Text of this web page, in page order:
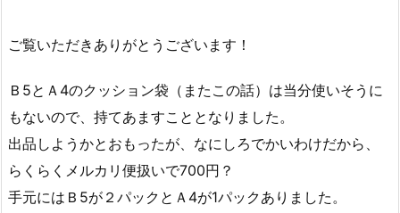
ご覧いただきありがとうございます！
Ｂ5とＡ4のクッション袋（またこの話）は当分使いそうに
もないので、持てあますこととなりました。
出品しようかとおもったが、なにしろでかいわけだから、
らくらくメルカリ便扱いで700円？
手元にはＢ5が２パックとＡ4が1パックありました。